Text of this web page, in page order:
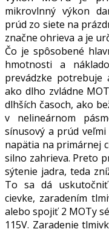
mikrovlnný výkon
prúd zo siete na
značne ohrieva a je
Čo je spôsobené
hmotnosti a
prevádzke
ako dlho zvládne
dlhších časoch, ako
v nelineárnom
sínusový a prúd
napätia na primárnej
silno zahrieva. Preto
sýtenie jadra, teda
To sa dá
cievke, zaradením
alebo spojiť 2 MOTy
115V. Zaradenie